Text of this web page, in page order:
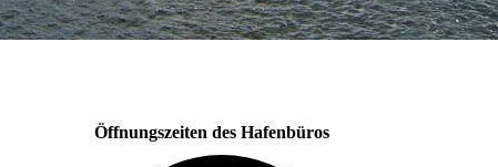
Öffnungszeiten des Hafenbüros